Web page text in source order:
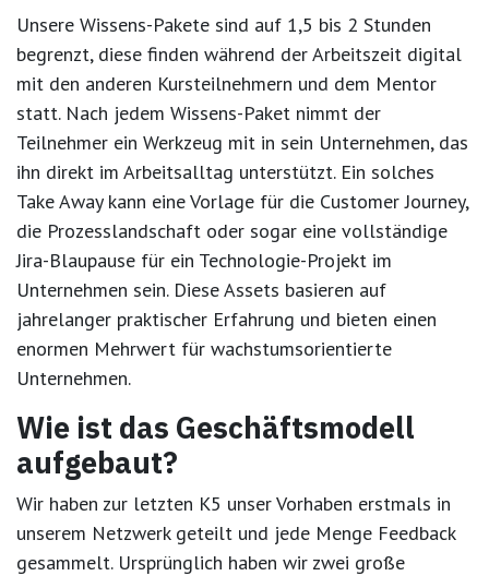
Unsere Wissens-Pakete sind auf 1,5 bis 2 Stunden
begrenzt, diese finden während der Arbeitszeit digital
mit den anderen Kursteilnehmern und dem Mentor
statt. Nach jedem Wissens-Paket nimmt der
Teilnehmer ein Werkzeug mit in sein Unternehmen, das
ihn direkt im Arbeitsalltag unterstützt. Ein solches
Take Away kann eine Vorlage für die Customer Journey,
die Prozesslandschaft oder sogar eine vollständige
Jira-Blaupause für ein Technologie-Projekt im
Unternehmen sein. Diese Assets basieren auf
jahrelanger praktischer Erfahrung und bieten einen
enormen Mehrwert für wachstumsorientierte
Unternehmen.
Wie ist das Geschäftsmodell
aufgebaut?
Wir haben zur letzten K5 unser Vorhaben erstmals in
unserem Netzwerk geteilt und jede Menge Feedback
gesammelt. Ursprünglich haben wir zwei große